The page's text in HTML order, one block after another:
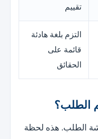
تقييم
التزم بلغة هادئة
قائمة على
الحقائق
الطلب؟
الطلب. هذه لحظة